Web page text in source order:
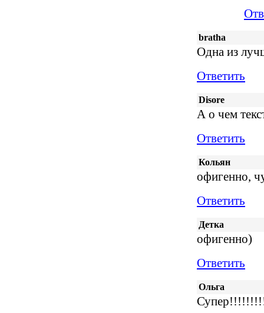
bratha
Одна из
Ответить
Disore
А о чем
Ответить
Кольян
офигенно,
Ответить
Детка
офигенно)
Ответить
Ольга